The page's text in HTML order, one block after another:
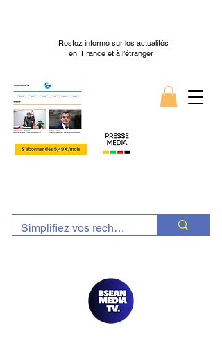
Restez informé sur les actualités
en France et à l’étranger